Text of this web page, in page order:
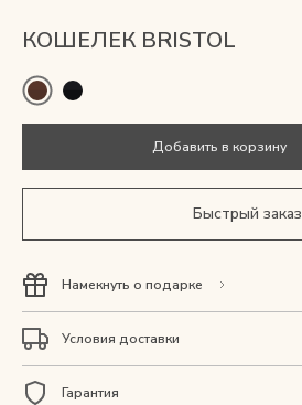
Мини-сумки и чехлы
Кошельки
Ювелирные украшения
Одежда
Подарочная карта
КОШЕЛЕК BRISTOL
Добавить в корзину
Быстрый заказ
Намекнуть о подарке
Условия доставки
Гарантия